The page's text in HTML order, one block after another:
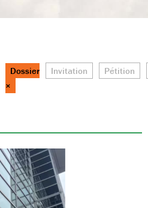
Dossier
×
Invitation Pétition